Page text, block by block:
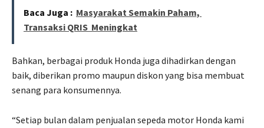
Baca Juga : Masyarakat Semakin Paham,
Transaksi QRIS Meningkat
Bahkan, berbagai produk Honda juga dihadirkan dengan
baik, diberikan promo maupun diskon yang bisa membuat
senang para konsumennya.
“Setiap bulan dalam penjualan sepeda motor Honda kami